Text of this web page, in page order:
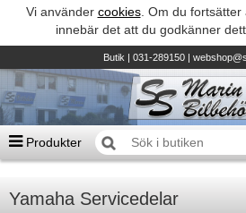
Vi använder cookies. Om du fortsätter
innebär det att du godkänner
Butik| 031-289150 |
Produkter
Summa
Yamaha Servicedelar